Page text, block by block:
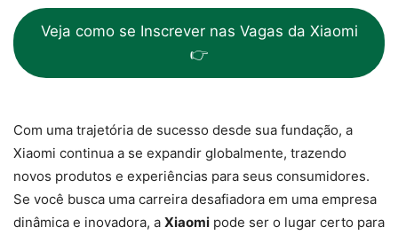
Veja como se Inscrever nas Vagas da Xiaomi
👉
Com uma trajetória de sucesso desde sua fundação, a
Xiaomi continua a se expandir globalmente, trazendo
novos produtos e experiências para seus consumidores.
Se você busca uma carreira desafiadora em uma empresa
dinâmica e inovadora, a Xiaomi pode ser o lugar certo para